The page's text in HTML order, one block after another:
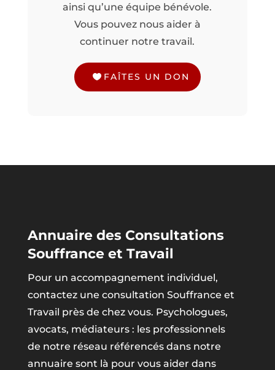
ainsi qu’une équipe bénévole.
Vous pouvez nous aider à
continuer notre travail.
FAÎTES UN DON
Annuaire des Consultations
Souffrance et Travail
Pour un accompagnement individuel,
contactez une consultation Souffrance et
Travail près de chez vous. Psychologues,
avocats, médiateurs : les professionnels
de notre réseau référencés dans notre
annuaire sont là pour vous aider dans